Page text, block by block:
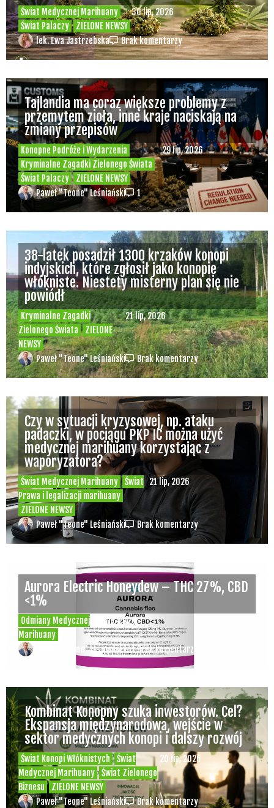
Świat Medycznej Marihuany
Świat Palaczy
ZIELONE NEWSY
30 lip, 2026
lek. Ewa Jastrzebska Brak komentarzy
Konopne Podróże i Wydarzenia
Kryminalne Zagadki Zielonego Świata
Świat Palaczy
ZIELONE NEWSY
29 lip, 2026
Tajlandia ma coraz większe problemy z
przemytem zioła, inne kraje naciskają na
zmiany przepisów
Paweł "Teone" Leśniański 1
Kryminalne Zagadki
Zielonego Świata
ZIELONE
NEWSY
21 lip, 2026
38-latek posadził 1300 krzaków konopi
indyjskich, które zgłosił jako konopie
włókniste. Niestety misterny plan się nie
powiódł
Paweł "Teone" Leśniański Brak komentarzy
Świat Medycznej Marihuany
Świat
Prawa i legalizacji marihuany
ZIELONE NEWSY
21 lip, 2026
Czy w sytuacji kryzysowej, np. ataku
padaczki, w pociągu PKP IC można użyć
medycznej marihuany korzystając z
waporyzatora?
Paweł "Teone" Leśniański Brak komentarzy
Odmiany Medycznej
Marihuany
20 lip, 2026
Aurora Electric Honeydew – THC 27%, CBD
<1%
Paweł "Teone" Leśniański Brak komentarzy
Świat Konopi Włóknistych
Świat
Medycznej Marihuany
Świat Zielonego
Biznesu
ZIELONE NEWSY
20 lip, 2026
Kombinat Konopny szuka inwestorów. Cel?
Ekspansja międzynarodowa, wejście w
sektor medycznych konopi i dalszy rozwój
Paweł "Teone" Leśniański Brak komentarzy